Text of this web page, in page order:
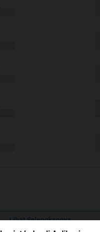
Lihat Selengkapnya